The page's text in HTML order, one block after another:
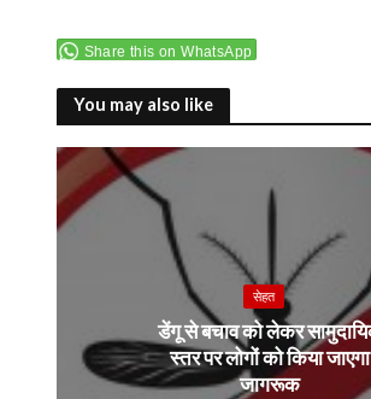
e
b
o
o
k
itt
er
p
y
Li
n
at
A
p
p
a
m
Share this on WhatsApp
You may also like
सेहत
डेंगू से बचाव को लेकर
स्तर पर लोगों को किया जाएगा
जागरूक